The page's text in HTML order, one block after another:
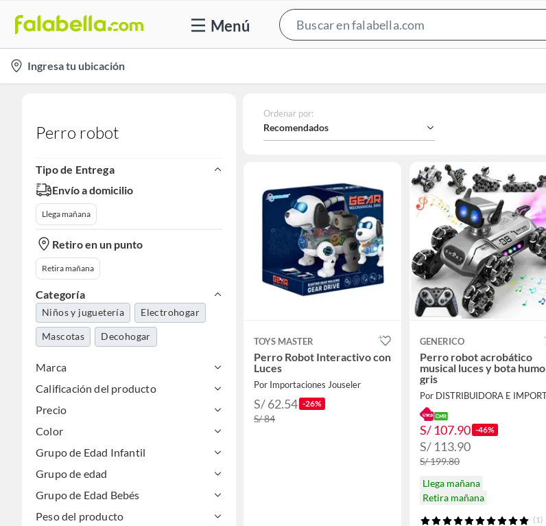
Menú
Bar
location-
icon
Ingresa tu ubicación
Perro robot
Tipo de Entrega
Envío a domicilio
Llega mañana
Retiro en un punto
Retira mañana
Categoría
Niños y juguetería Electrohogar
Mascotas Decohogar
Marca
Calificación del producto
Precio
Color
Grupo de Edad Infantil
Grupo de edad
Grupo de Edad Bebés
Peso del producto
Ordenar por:
Recomendados
TOYS MASTER
Perro Robot Interactivo con
Luces
Por Importaciones Jouseler
S/ 62.54 -26%
S/ 84
GENERICO
Perro robot acrobático
musical luces y bota humo
gris
S/ 107.90 -46%
S/ 113.90
S/ 199.80
Llega mañana
Retira mañana
(1)